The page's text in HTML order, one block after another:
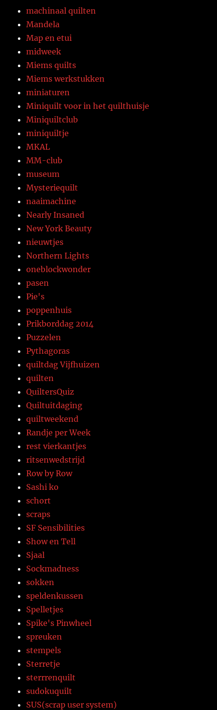
machinaal quilten
Mandela
Map en etui
midweek
Miems quilts
Miems werkstukken
miniaturen
Miniquilt voor in het quilthuisje
Miniquiltclub
miniquiltje
MKAL
MM-club
museum
Mysteriequilt
naaimachine
Nearly Insaned
New York Beauty
nieuwtjes
Northern Lights
oneblockwonder
pasen
Pie's
poppenhuis
Prikborddag 2014
Puzzelen
Pythagoras
quiltdag Vijfhuizen
quilten
QuiltersQuiz
Quiltuitdaging
quiltweekend
Randje per Week
rest vierkantjes
ritsenwedstrijd
Row by Row
Sashi ko
schort
scraps
SF Sensibilities
Show en Tell
Sjaal
Sockmadness
sokken
speldenkussen
Spelletjes
Spike's Pinwheel
spreuken
stempels
Sterretje
sterrrenquilt
sudokuquilt
SUS(scrap user system)